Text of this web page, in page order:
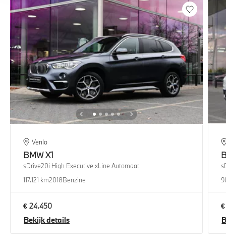
Venlo
BMWX1
sDrive20i High Executive xLine Automaat
117.121 km2018Benzine
€ 24.450
Bekijk details